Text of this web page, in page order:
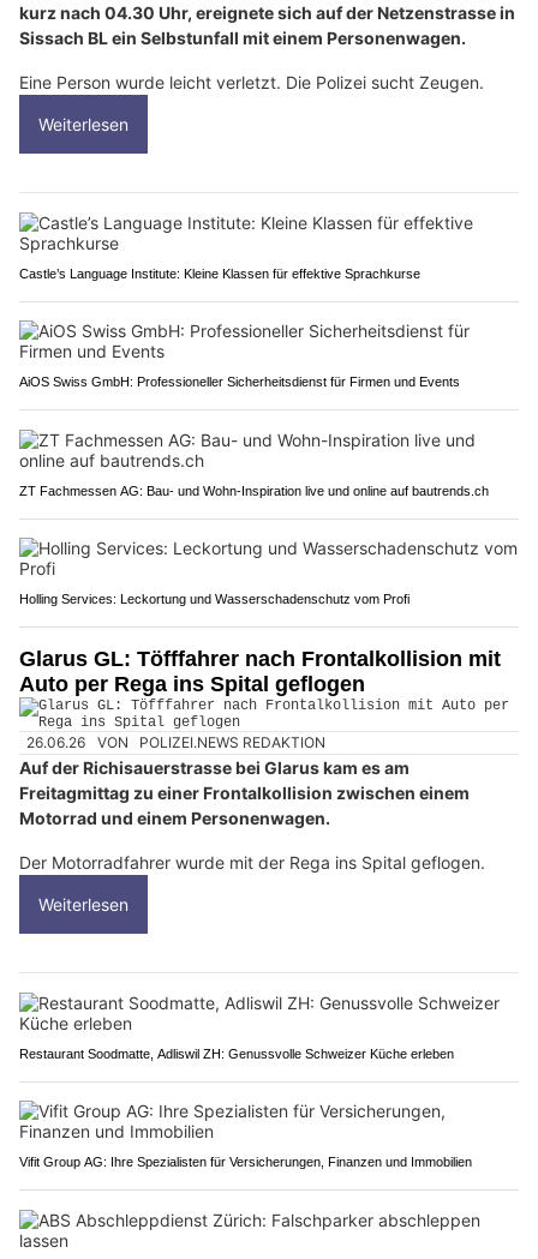
kurz nach 04.30 Uhr, ereignete sich auf der Netzenstrasse in
Sissach BL ein Selbstunfall mit einem Personenwagen.
Eine Person wurde leicht verletzt. Die Polizei sucht Zeugen.
Weiterlesen
Castle’s Language Institute: Kleine Klassen für effektive Sprachkurse
AiOS Swiss GmbH: Professioneller Sicherheitsdienst für Firmen und Events
ZT Fachmessen AG: Bau- und Wohn-Inspiration live und online auf bautrends.ch
Holling Services: Leckortung und Wasserschadenschutz vom Profi
Glarus GL: Töfffahrer nach Frontalkollision mit
Auto per Rega ins Spital geflogen
26.06.26 VON POLIZEI.NEWS REDAKTION
Auf der Richisauerstrasse bei Glarus kam es am
Freitagmittag zu einer Frontalkollision zwischen einem
Motorrad und einem Personenwagen.
Der Motorradfahrer wurde mit der Rega ins Spital geflogen.
Weiterlesen
Restaurant Soodmatte, Adliswil ZH: Genussvolle Schweizer Küche erleben
Vifit Group AG: Ihre Spezialisten für Versicherungen, Finanzen und Immobilien